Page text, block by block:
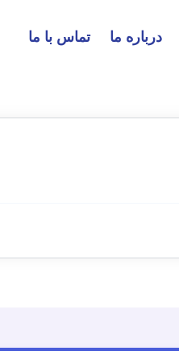
درباره ما تماس با ما